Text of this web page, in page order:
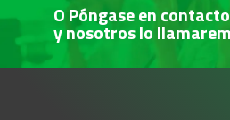
O Póngase en contacto
y nosotros lo